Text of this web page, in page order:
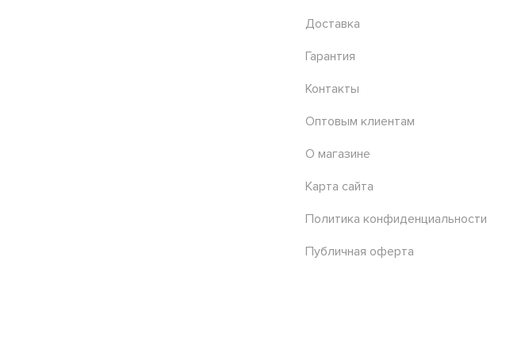
Доставка
Гарантия
Контакты
Оптовым клиентам
О магазине
Карта сайта
Политика конфиденциальности
Публичная оферта